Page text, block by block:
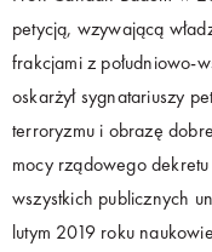
petycją, wzywającą
frakcjami z południowo-
oskarżył sygnatariuszy
terroryzmu i obrazę
mocy rządowego
wszystkich publicznych
lutym 2019 roku